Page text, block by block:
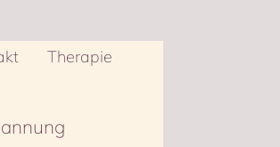
Therapie